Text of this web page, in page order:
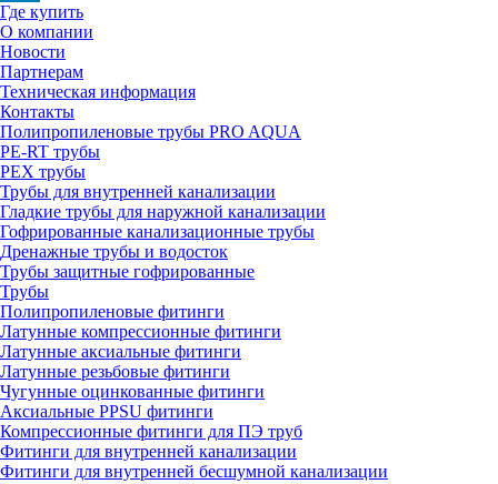
Где купить
О компании
Новости
Партнерам
Техническая информация
Контакты
Полипропиленовые трубы PRO AQUA
PE-RT трубы
PEX трубы
Трубы для внутренней канализации
Гладкие трубы для наружной канализации
Гофрированные канализационные трубы
Дренажные трубы и водосток
Трубы защитные гофрированные
Трубы
Полипропиленовые фитинги
Латунные компрессионные фитинги
Латунные аксиальные фитинги
Латунные резьбовые фитинги
Чугунные оцинкованные фитинги
Аксиальные PPSU фитинги
Компрессионные фитинги для ПЭ труб
Фитинги для внутренней канализации
Фитинги для внутренней бесшумной канализации